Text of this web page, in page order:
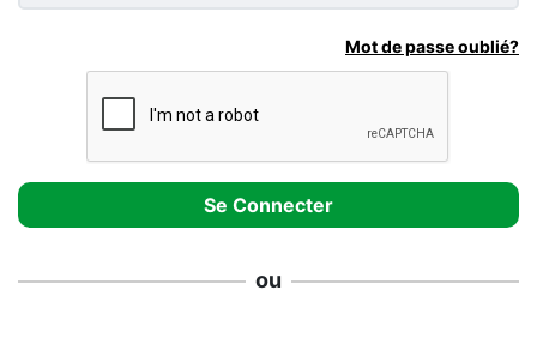
Mot de passe oublié?
ou